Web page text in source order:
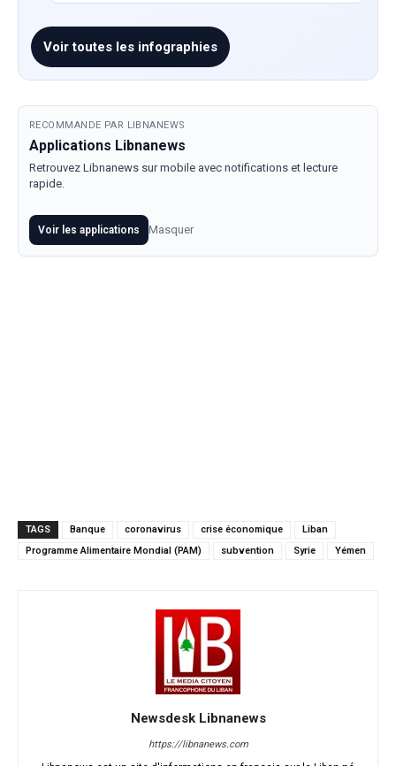
Voir toutes les infographies
RECOMMANDE PAR LIBNANEWS
Applications Libnanews
Retrouvez Libnanews sur mobile avec notifications et lecture
rapide.
Voir les applications Masquer
TAGS Banque coronavirus crise économique
Liban
Programme Alimentaire Mondial (PAM)
subvention Syrie Yémen
Newsdesk Libnanews
https://libnanews.com